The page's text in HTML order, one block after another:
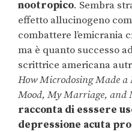
nootropico. Sembra
effetto allucinogeno
combattere l’emicrania
ma è quanto successo
scrittrice americana
How Microdosing Made a
Mood, My Marriage, and
racconta di esssere
depressione acuta